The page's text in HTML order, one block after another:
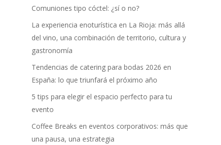
Comuniones tipo cóctel: ¿sí o no?
La experiencia enoturística en La Rioja: más allá
del vino, una combinación de territorio, cultura y
gastronomía
Tendencias de catering para bodas 2026 en
España: lo que triunfará el próximo año
5 tips para elegir el espacio perfecto para tu
evento
Coffee Breaks en eventos corporativos: más que
una pausa, una estrategia